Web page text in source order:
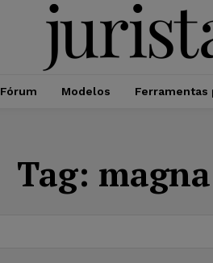
Fórum Modelos Ferramentas
Tag: